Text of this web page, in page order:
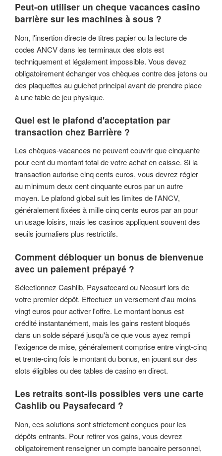
Peut-on utiliser un cheque vacances casino
barrière sur les machines à sous ?
Non, l'insertion directe de titres papier ou la lecture de
codes ANCV dans les terminaux des slots est
techniquement et légalement impossible. Vous devez
obligatoirement échanger vos chèques contre des jetons ou
des plaquettes au guichet principal avant de prendre place
à une table de jeu physique.
Quel est le plafond d'acceptation par
transaction chez Barrière ?
Les chèques-vacances ne peuvent couvrir que cinquante
pour cent du montant total de votre achat en caisse. Si la
transaction autorise cinq cents euros, vous devrez régler
au minimum deux cent cinquante euros par un autre
moyen. Le plafond global suit les limites de l'ANCV,
généralement fixées à mille cinq cents euros par an pour
un usage loisirs, mais les casinos appliquent souvent des
seuils journaliers plus restrictifs.
Comment débloquer un bonus de bienvenue
avec un paiement prépayé ?
Sélectionnez Cashlib, Paysafecard ou Neosurf lors de
votre premier dépôt. Effectuez un versement d'au moins
vingt euros pour activer l'offre. Le montant bonus est
crédité instantanément, mais les gains restent bloqués
dans un solde séparé jusqu'à ce que vous ayez rempli
l'exigence de mise, généralement comprise entre vingt-cinq
et trente-cinq fois le montant du bonus, en jouant sur des
slots éligibles ou des tables de casino en direct.
Les retraits sont-ils possibles vers une carte
Cashlib ou Paysafecard ?
Non, ces solutions sont strictement conçues pour les
dépôts entrants. Pour retirer vos gains, vous devrez
obligatoirement renseigner un compte bancaire personnel,